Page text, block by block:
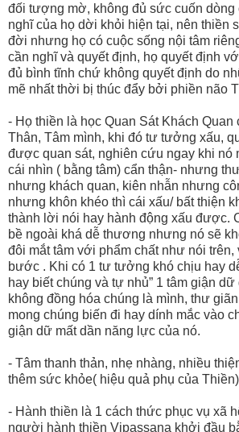
đối tượng mờ, không đủ sức cuốn dòng
nghĩ của họ dời khỏi hiện tại, nên thiền
đời nhưng họ có cuộc sống nội tâm
cần nghĩ và quyết định, họ quyết định
đủ bình tĩnh chứ không quyết định do
mẽ nhất thời bị thúc đẩy bởi phiền não
- Họ thiền là học Quan Sát Khách
Thân, Tâm mình, khi đó tư tưởng xấu,
được quan sát, nghiên cứu ngay khi nó
cái nhìn ( bằng tâm) cẩn thận- nhưng
nhưng khách quan, kiên nhẫn nhưng
nhưng khôn khéo thì cái xấu/ bất thiện
thành lời nói hay hành động xấu được.
bề ngoài khá dễ thương nhưng nó sẽ
đôi mắt tâm với phẩm chất như nói trên,
bước . Khi có 1 tư tưởng khó chịu hay
hay biết chúng và tự nhủ” 1 tâm giận dữ
không đồng hóa chúng là mình, thư
mong chúng biến đi hay dính mắc vào
giận dữ mất dần năng lực của nó.
- Tâm thanh thản, nhẹ nhàng, nhiều
thêm sức khỏe( hiệu quả phụ của Thiền)
- Hành thiền là 1 cách thức phục vụ xã
người hành thiền Vipassana khởi đầu